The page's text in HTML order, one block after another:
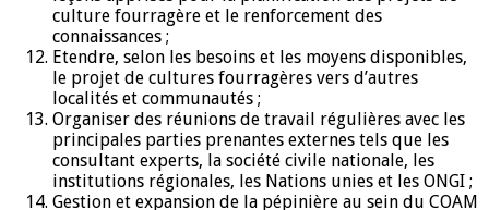
culture fourragère et le renforcement des
connaissances ;
Etendre, selon les besoins et les moyens disponibles,
le projet de cultures fourragères vers d’autres
localités et communautés ;
Organiser des réunions de travail régulières avec les
principales parties prenantes externes tels que les
consultant experts, la société civile nationale, les
institutions régionales, les Nations unies et les ONGI ;
Gestion et expansion de la pépinière au sein du COAM